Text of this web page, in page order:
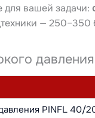
вашей задачи:
— 250–350
PINFL 40/